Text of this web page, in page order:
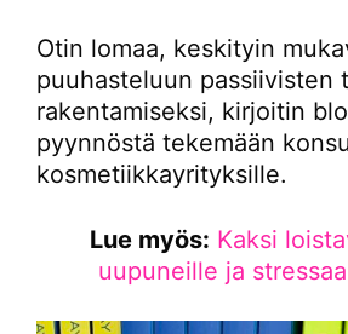
Otin lomaa, keskityin
puuhasteluun passiivisten
rakentamiseksi, kirjoitin
pyynnöstä tekemään
kosmetiikkayrityksille.
Lue myös: Kaksi
uupuneille ja